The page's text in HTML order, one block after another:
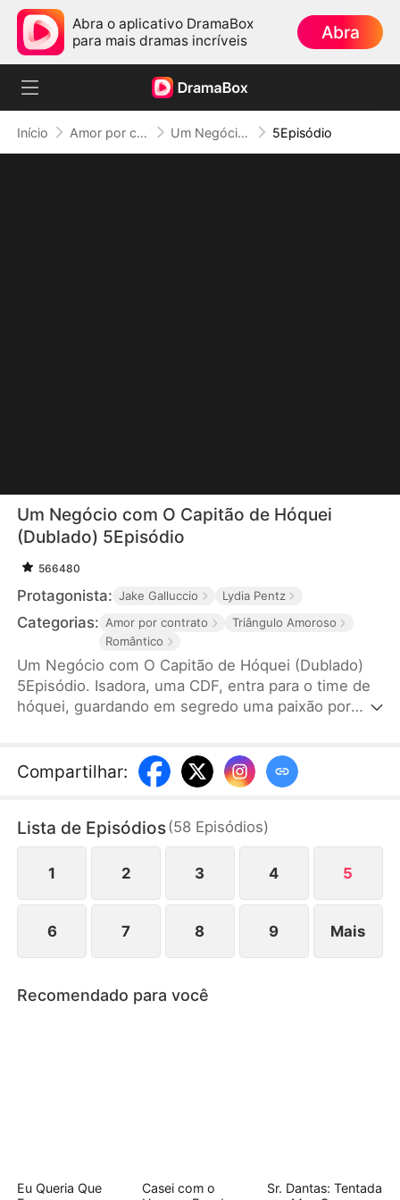
Abra o aplicativo DramaBox
para mais dramas incríveis
Abra
Início Amor por contrato Um Negócio com O Capitão de Hóquei (Dublado) 5Episódio
Um Negócio com O Capitão de Hóquei
(Dublado) 5Episódio
566480
Protagonista: Jake Galluccio Lydia Pentz
Categorias: Amor por contrato
Triângulo Amoroso
Romântico
Um Negócio com O Capitão de Hóquei (Dublado)
5Episódio. Isadora, uma CDF, entra para o time de
hóquei, guardando em segredo uma paixão por
Leo. Isadora se transforma e ganha confiança.
Faíscas começam a surgir entre ela e Tiago. No
mudam de direção complicam tudo.
Compartilhar:
Lista de Episódios(58 Episódios)
1 2 3 4 5
6 7 8 9 Mais
Recomendado para você
Eu Queria Que
Casei com o
Sr. Dantas: Tentada